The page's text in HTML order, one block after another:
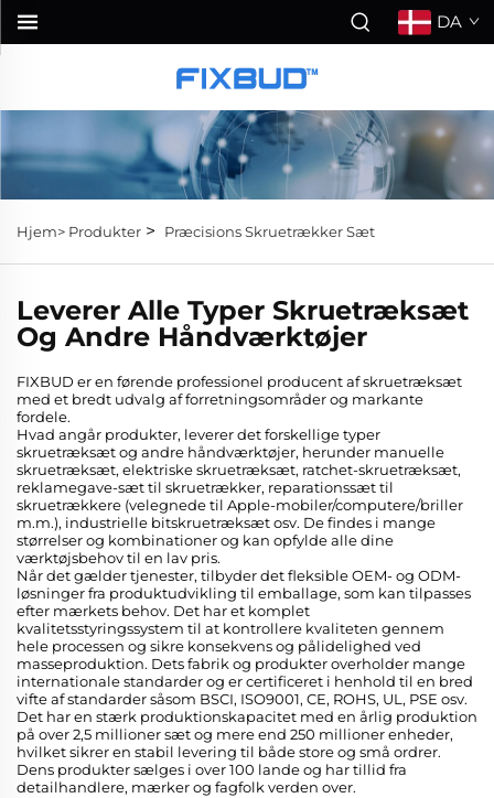
DA
Hjem> Produkter > Præcisions Skruetrækker Sæt
Leverer Alle Typer Skruetræksæt
Og Andre Håndværktøjer
FIXBUD er en førende professionel producent af skruetræksæt
med et bredt udvalg af forretningsområder og markante
fordele.
Hvad angår produkter, leverer det forskellige typer
skruetræksæt og andre håndværktøjer, herunder manuelle
skruetræksæt, elektriske skruetræksæt, ratchet-skruetræksæt,
reklamegave-sæt til skruetrækker, reparationssæt til
skruetrækkere (velegnede til Apple-mobiler/computere/briller
m.m.), industrielle bitskruetræksæt osv. De findes i mange
størrelser og kombinationer og kan opfylde alle dine
værktøjsbehov til en lav pris.
Når det gælder tjenester, tilbyder det fleksible OEM- og ODM-
løsninger fra produktudvikling til emballage, som kan tilpasses
efter mærkets behov. Det har et komplet
kvalitetsstyringssystem til at kontrollere kvaliteten gennem
hele processen og sikre konsekvens og pålidelighed ved
masseproduktion. Dets fabrik og produkter overholder mange
internationale standarder og er certificeret i henhold til en bred
vifte af standarder såsom BSCI, ISO9001, CE, ROHS, UL, PSE osv.
Det har en stærk produktionskapacitet med en årlig produktion
på over 2,5 millioner sæt og mere end 250 millioner enheder,
hvilket sikrer en stabil levering til både store og små ordrer.
Dens produkter sælges i over 100 lande og har tillid fra
detailhandlere, mærker og fagfolk verden over.